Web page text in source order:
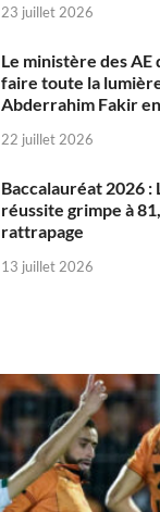
23 juillet 2026
Le ministère des AE
faire toute la
Abderrahim Fakir
22 juillet 2026
Baccalauréat 2026 :
réussite grimpe à
rattrapage
13 juillet 2026